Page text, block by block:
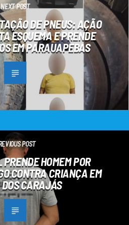
NEXT POST
DE PNEUS: AÇÃO
ESQUEMA E PRENDE
EM PARAUAPEBAS
POST
HOMEM POR
CONTRA CRIANÇA EM
CARAJÁS